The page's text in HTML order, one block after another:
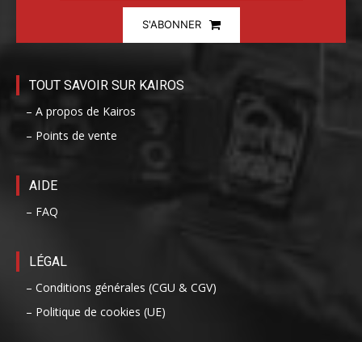
S'ABONNER
TOUT SAVOIR SUR KAIROS
– A propos de Kairos
– Points de vente
AIDE
– FAQ
LÉGAL
– Conditions générales (CGU & CGV)
– Politique de cookies (UE)